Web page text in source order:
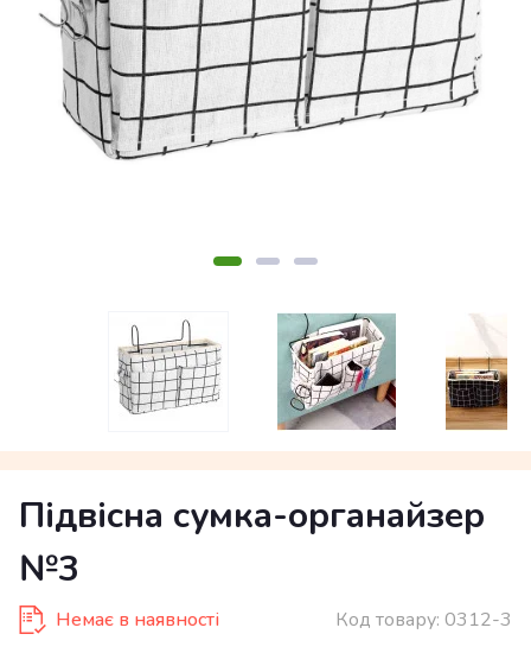
Підвісна сумка-органайзер
№3
Немає в наявності Код товару: 0312-3